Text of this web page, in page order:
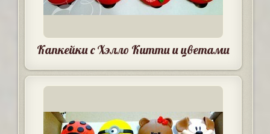
Капкейки с Хэлло Китти и цветами